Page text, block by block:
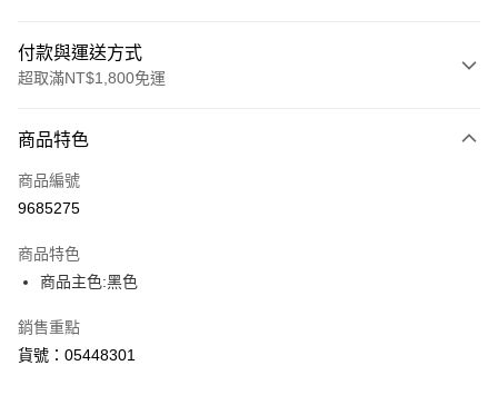
付款與運送方式
超取滿NT$1,800免運
信用卡一次付款
LINE Pay
街口支付
悠遊付
Google Pay
商品特色
商品編號
9685275
商品特色
商品主色:黑色
銷售重點
貨號：05448301